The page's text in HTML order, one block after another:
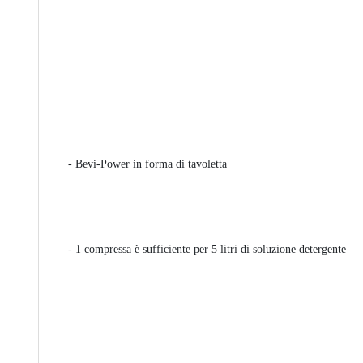
- Bevi-Power in forma di tavoletta
- 1 compressa è sufficiente per 5 litri di soluzione detergente